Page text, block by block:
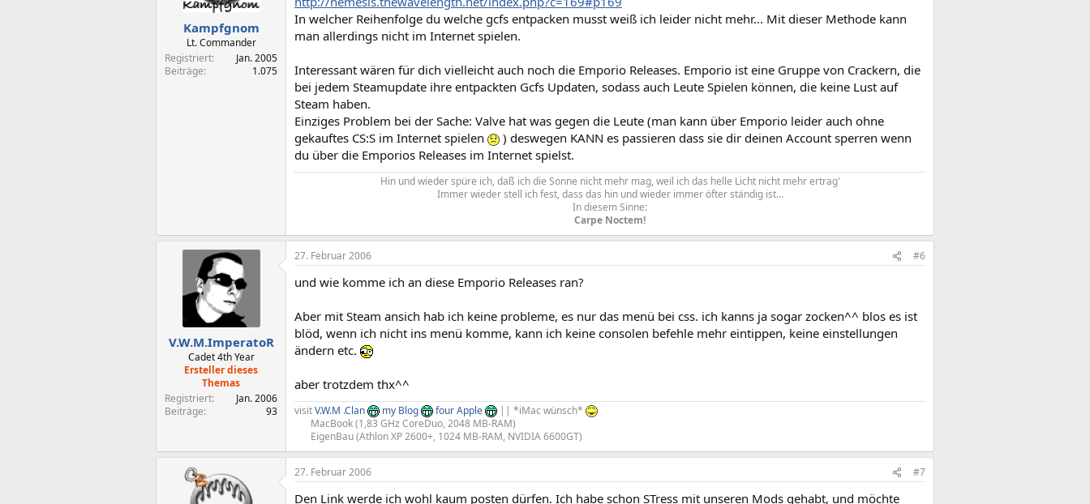
Kampfgnom
Lt. Commander
Registriert
Jan. 2005
Beiträge
1.075
In welcher Reihenfolge du welche gcfs entpacken musst weiß ich leider nicht mehr... Mit dieser Methode kann
man allerdings nicht im Internet spielen.
Interessant wären für dich vielleicht auch noch die Emporio Releases. Emporio ist eine Gruppe von Crackern, die
bei jedem Steamupdate ihre entpackten Gcfs Updaten, sodass auch Leute Spielen können, die keine Lust auf
Steam haben.
Einziges Problem bei der Sache: Valve hat was gegen die Leute (man kann über Emporio leider auch ohne
gekauftes CS:S im Internet spielen
) deswegen KANN es passieren dass sie dir deinen Account sperren wenn
du über die Emporios Releases im Internet spielst.
Hin und wieder spüre ich, daß ich die Sonne nicht mehr mag, weil ich das helle Licht nicht mehr ertrag'
Immer wieder stell ich fest, dass das hin und wieder immer öfter ständig ist...
In diesem Sinne:
Carpe Noctem!
V.W.M.ImperatoR
Cadet 4th Year
Ersteller dieses
Themas
Registriert
Jan. 2006
Beiträge
93
27. Februar 2006 #6
und wie komme ich an diese Emporio Releases ran?
Aber mit Steam ansich hab ich keine probleme, es nur das menü bei css. ich kanns ja sogar zocken^^ blos es ist
blöd, wenn ich nicht ins menü komme, kann ich keine consolen befehle mehr eintippen, keine einstellungen
ändern etc.
aber trotzdem thx^^
visitV.W.M .Clan my Blog four Apple
|| *iMac wünsch*
MacBook (1,83 GHz CoreDuo, 2048 MB-RAM)​
EigenBau (Athlon XP 2600+, 1024 MB-RAM, NVIDIA 6600GT)​
27. Februar 2006 #7
Den Link werde ich wohl kaum posten dürfen. Ich habe schon STress mit unseren Mods gehabt, und möchte